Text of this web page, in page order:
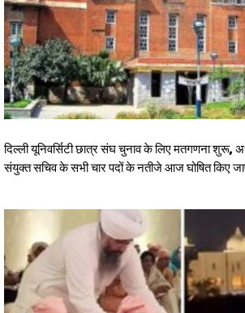
दिल्ली यूनिवर्सिटी छात्र संघ चुनाव के लिए मतगणना शुरू,
संयुक्त सचिव के सभी चार पदों के नतीजे आज घोषित किए